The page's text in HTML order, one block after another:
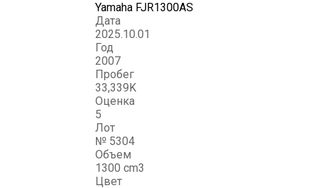
Yamaha FJR1300AS
Дата
2025.10.01
Год
2007
Пробег
33,339K
Оценка
5
Лот
№ 5304
Объем
1300 cm3
Цвет